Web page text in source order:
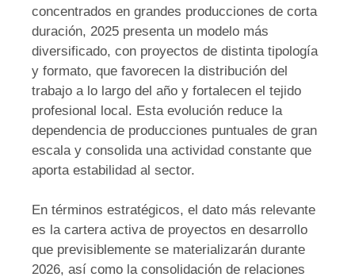
concentrados en grandes producciones de corta
duración, 2025 presenta un modelo más
diversificado, con proyectos de distinta tipología
y formato, que favorecen la distribución del
trabajo a lo largo del año y fortalecen el tejido
profesional local. Esta evolución reduce la
dependencia de producciones puntuales de gran
escala y consolida una actividad constante que
aporta estabilidad al sector.
En términos estratégicos, el dato más relevante
es la cartera activa de proyectos en desarrollo
que previsiblemente se materializarán durante
2026, así como la consolidación de relaciones